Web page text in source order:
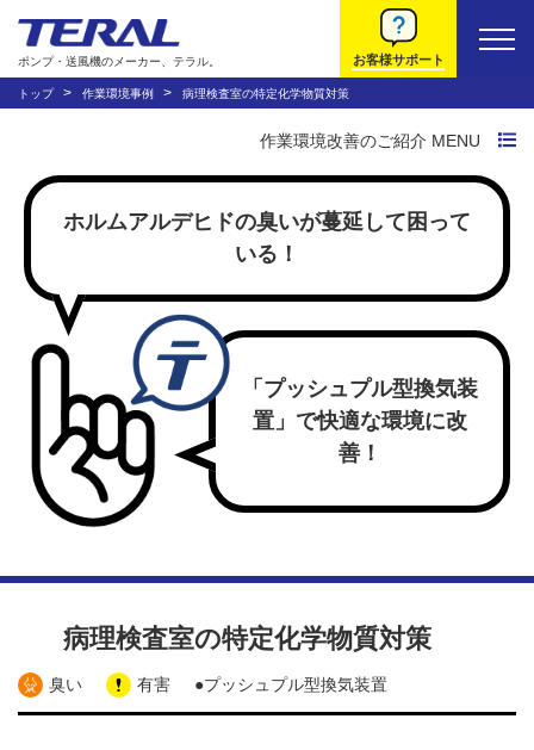
ポンプ・送風機のメーカー、テラル。 お客様サポート
トップ 作業環境事例 病理検査室の特定化学物質対策
作業環境改善のご紹介 MENU
作業環境改善トップ
トラブルから探す
システムから探す
動画で説明する法規
環境改善装置について
ホルムアルデヒドの臭いが蔓延して困って
いる！
「プッシュプル型換気装
置」で快適な環境に改
善！
病理検査室の特定化学物質対策
臭い 有害 ●プッシュプル型換気装置